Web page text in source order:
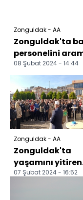
Zonguldak - AA
Zonguldak'ta
personelini
08 Şubat 2024 - 14:44
Zonguldak - AA
Zonguldak'ta
yaşamını yitiren
adliye personeli
07 Şubat 2024 - 16:52